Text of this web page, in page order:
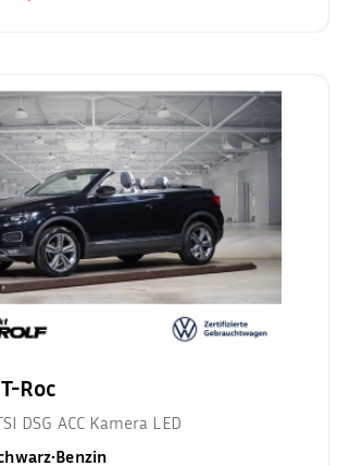
Roc
DSG ACC Kamera LED
•Benzin